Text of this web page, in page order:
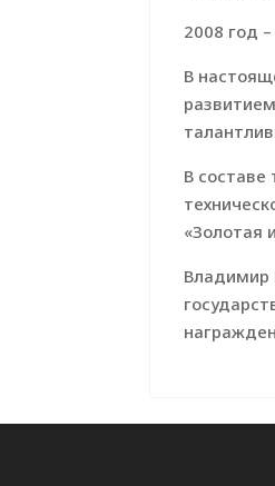
2008 год
В
В составе
«Золотая
Владимир